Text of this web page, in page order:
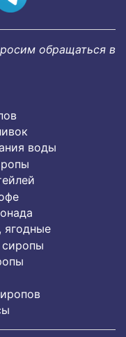
обращаться в
воды
ягодные